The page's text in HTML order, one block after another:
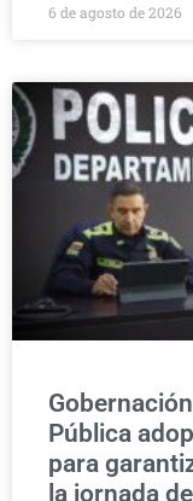
6 de agosto de 2026
Pública
para
la jornada